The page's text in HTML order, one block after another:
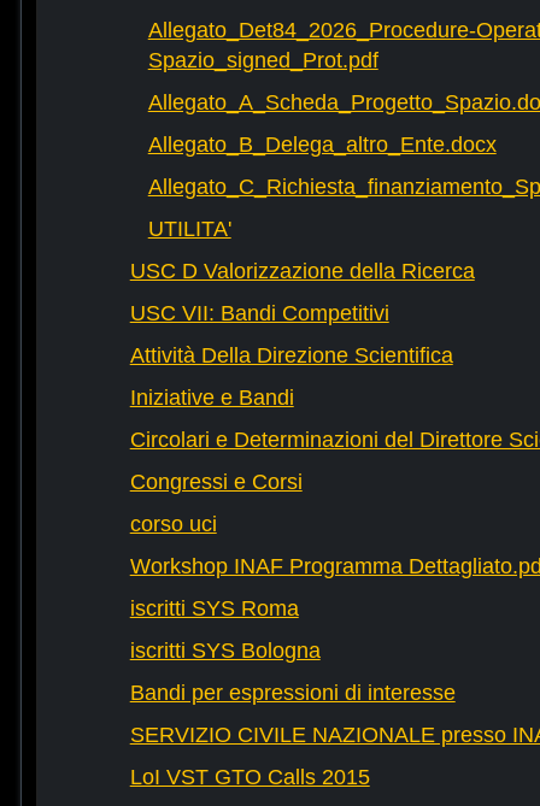
Allegato_Det84_2026_Procedure-
Spazio_signed_Prot.pdf
Allegato_B_Delega_altro_Ente.docx
UTILITA'
USC D Valorizzazione della Ricerca
USC VII: Bandi Competitivi
Attività Della Direzione Scientifica
Iniziative e Bandi
Circolari e Determinazioni del Direttore
Congressi e Corsi
corso uci
Workshop INAF Programma
iscritti SYS Roma
iscritti SYS Bologna
Bandi per espressioni di interesse
SERVIZIO CIVILE NAZIONALE presso
LoI VST GTO Calls 2015